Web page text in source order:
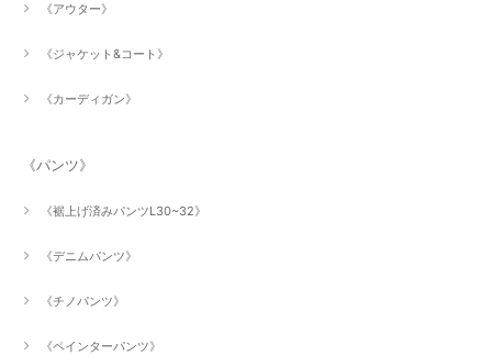
《アウター》
《ジャケット&コート》
《カーディガン》
《パンツ》
《裾上げ済みパンツL30~32》
《デニムパンツ》
《チノパンツ》
《ペインターパンツ》